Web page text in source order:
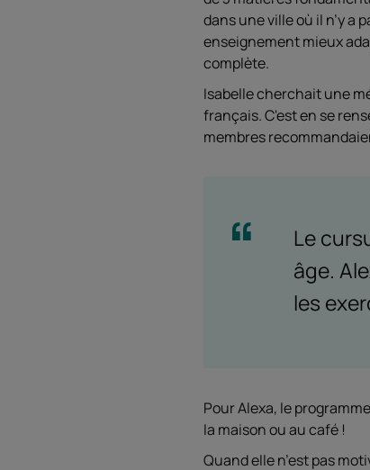
dans une ville où il n’y
enseignement mieux
complète.
Isabelle cherchait une
français. C'est en se
membres
Le
âge.
les
Pour Alexa, le
la maison ou au café !
Quand elle n’est pas